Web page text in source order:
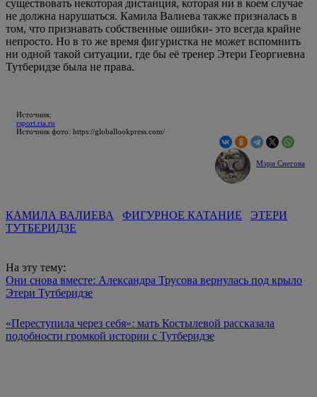
существовать некоторая дистанция, которая ни в коем случае
не должна нарушаться. Камила Валиева также призналась в
том, что признавать собственные ошибки- это всегда крайне
непросто. Но в то же время фигуристка не может вспомнить
ни одной такой ситуации, где бы её тренер Этери Георгиевна
Тутберидзе была не права.
Источник:
rsport.ria.ru
Источник фото: https://globallookpress.com/
Мэри Снегова
КАМИЛА ВАЛИЕВА ФИГУРНОЕ КАТАНИЕ
ЭТЕРИ
ТУТБЕРИДЗЕ
На эту тему:
Они снова вместе: Александра Трусова вернулась под крыло
Этери Тутберидзе
«Переступила через себя»: мать Костылевой рассказала
подобности громкой истории с Тутберидзе